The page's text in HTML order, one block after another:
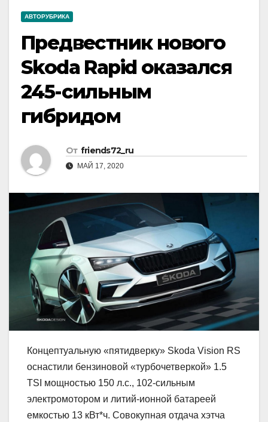
АВТОРУБРИКА
Предвестник нового
Skoda Rapid оказался
245-сильным
гибридом
От friends72_ru
МАЙ 17, 2020
Концептуальную «пятидверку» Skoda Vision RS
оснастили бензиновой «турбочетверкой» 1.5
TSI мощностью 150 л.с., 102-сильным
электромотором и литий-ионной батареей
емкостью 13 кВт*ч. Совокупная отдача хэтча